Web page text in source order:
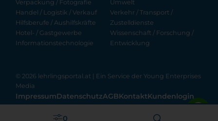
0
Verpackung / Fotografie
Handel / Logistik / Verkauf
Hilfsberufe / Aushilfskräfte
Hotel- / Gastgewerbe
Informationstechnologie
Umwelt
Verkehr / Transport /
Zustelldienste
Wissenschaft / Forschung /
Entwicklung
© 2026 lehrlingsportal.at | Ein Service der Young Enterprises
Media
ImpressumDatenschutzAGBKontaktKundenlogin